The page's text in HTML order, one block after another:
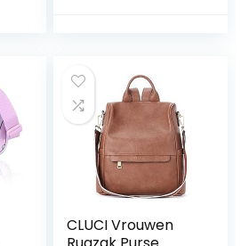
CLUCI Vrouwen